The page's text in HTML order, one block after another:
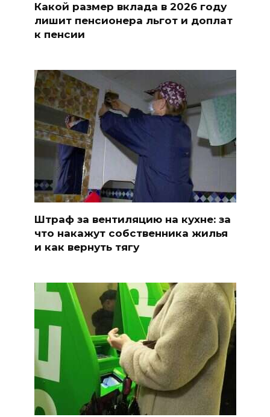
Какой размер вклада в 2026 году
лишит пенсионера льгот и доплат
к пенсии
Штраф за вентиляцию на кухне: за
что накажут собственника жилья
и как вернуть тягу